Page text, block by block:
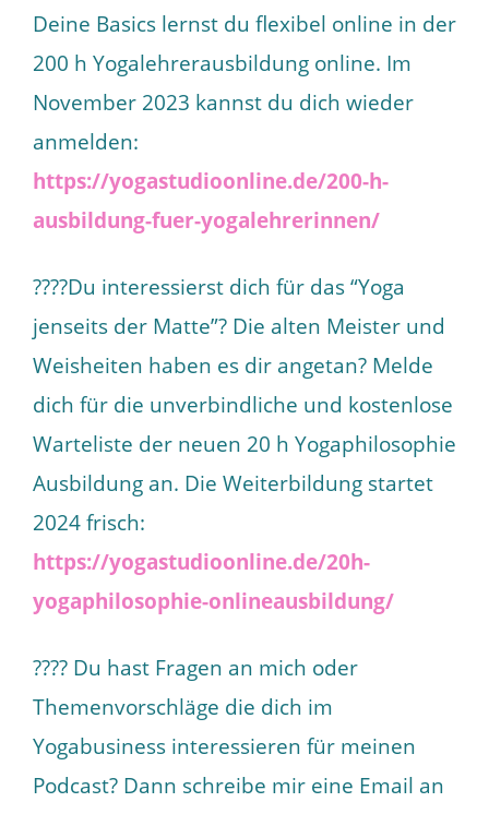
Deine Basics lernst du flexibel online in der
200 h Yogalehrerausbildung online. Im
November 2023 kannst du dich wieder
anmelden:
https://yogastudioonline.de/200-h-
ausbildung-fuer-yogalehrerinnen/
????Du interessierst dich für das “Yoga
jenseits der Matte”? Die alten Meister und
Weisheiten haben es dir angetan? Melde
dich für die unverbindliche und kostenlose
Warteliste der neuen 20 h Yogaphilosophie
Ausbildung an. Die Weiterbildung startet
2024 frisch:
https://yogastudioonline.de/20h-
yogaphilosophie-onlineausbildung/
???? Du hast Fragen an mich oder
Themenvorschläge die dich im
Yogabusiness interessieren für meinen
Podcast? Dann schreibe mir eine Email an